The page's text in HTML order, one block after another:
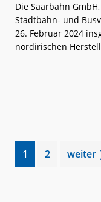
Die Saarbahn
Stadtbahn- und
26. Februar 2024
nordirischen
Go
to
1
Go
2 weiter